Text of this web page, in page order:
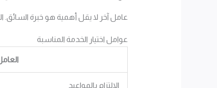
عامل آخر لا يقل أهمية هو خبرة السائق.
عوامل اختيار الخدمة المناسبة
الالتزام بالمواعيد